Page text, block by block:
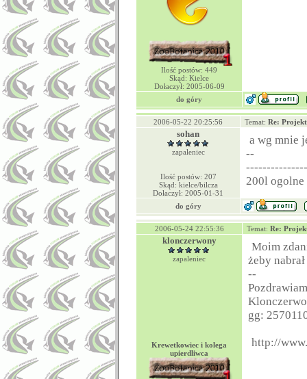
Ilość postów: 449
Skąd: Kielce
Dołaczył: 2005-06-09
do góry
2006-05-22 20:25:56 Temat: Re:
sohan
zapaleniec
Ilość postów: 207
Skąd: kielce/bilcza
Dołaczył: 2005-01-31
a wg mnie
--
200l ogolne
do góry
2006-05-24 22:55:36 Temat: Re:
klonczerwony
zapaleniec
Krewetkowiec i kolega
upierdliwca
Moim
żeby
--
Pozdrawiam
gg:
http://